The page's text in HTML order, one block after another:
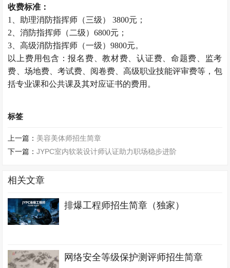
收费标准：
1、助理消防指挥师（三级） 3800元；
2、消防指挥师（二级）6800元；
3、高级消防指挥师（一级）9800元。
以上费用包含：报名费、教材费、认证费、命题费、监考
费、场地费、考试费、阅卷费、高级职业技能评审费等，包
括专业课和公共课及其对应证书的费用。
标签
上一篇： 美容美体师招生简章
下一篇：JYPC室内软装设计师认证助力职场稳步进阶
相关文章
排爆工程师招生简章（独家）
网络安全等级保护测评师招生简章